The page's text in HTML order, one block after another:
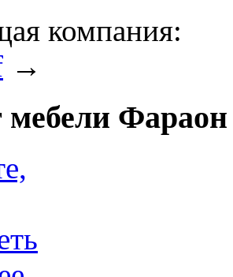
компания:
→
мебели Фараон